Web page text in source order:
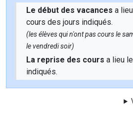
Le début des vacances a
cours des jours indiqués.
(les élèves qui n'ont pas cours le
le vendredi soir)
La reprise des cours a lieu
indiqués.